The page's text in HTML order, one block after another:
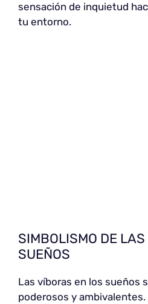
sensación de inquietud
tu entorno.
SIMBOLISMO DE
SUEÑOS
Las víboras en los sueños
poderosos y